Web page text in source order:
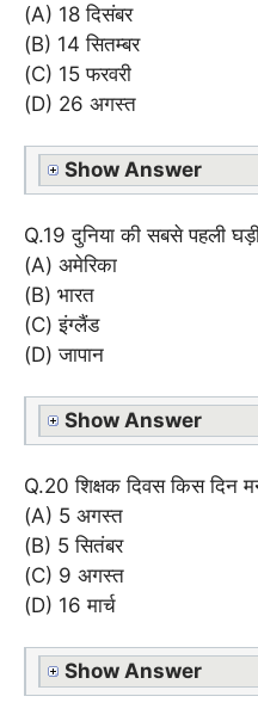
(A) 18 दिसंबर
(B) 14 सितम्बर
(C) 15 फरवरी
(D) 26 अगस्त
Show Answer
Q.19 दुनिया की सबसे पहली
(A) अमेरिका
(B) भारत
(C) इंग्लैंड
(D) जापान
Show Answer
Q.20 शिक्षक दिवस किस दिन
(A) 5 अगस्त
(B) 5 सितंबर
(C) 9 अगस्त
(D) 16 मार्च
Show Answer